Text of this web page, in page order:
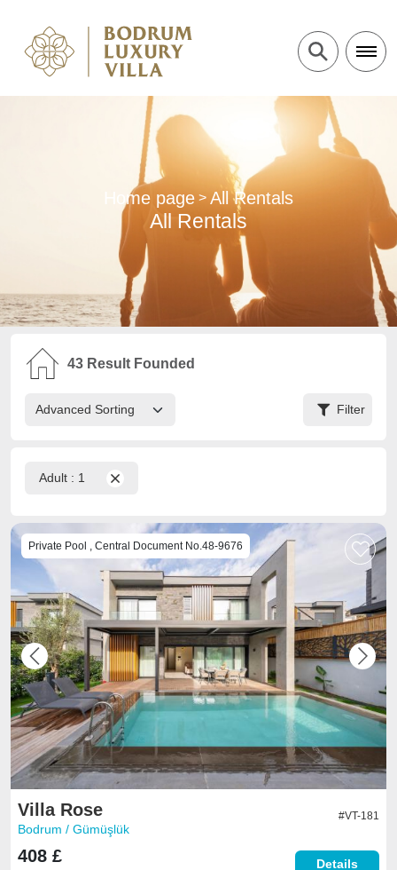
Home page > All Rentals
All Rentals
43 Result Founded
Filter
Adult : 1
Previous Next
Private Pool , Central Document No.48-9676
Villa Rose
Bodrum / Gümüşlük
#VT-181
408 £ Details